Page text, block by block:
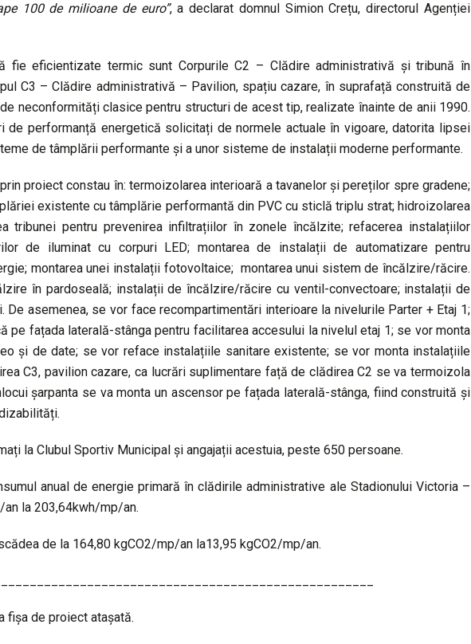
100 de milioane de euro”, a declarat domnul Simion Crețu, directorul Agenției
fie eficientizate termic sunt Corpurile C2 – Clădire administrativă și tribună în
C3 – Clădire administrativă – Pavilion, spațiu cazare, în suprafață construită de
neconformități clasice pentru structuri de acest tip, realizate înainte de anii 1990.
de performanță energetică solicitați de normele actuale în vigoare, datorita lipsei
de tâmplării performante și a unor sisteme de instalații moderne performante.
proiect constau în: termoizolarea interioară a tavanelor și pereților spre gradene;
existente cu tâmplărie performantă din PVC cu sticlă triplu strat; hidroizolarea
tribunei pentru prevenirea infiltrațiilor în zonele încălzite; refacerea instalațiilor
de iluminat cu corpuri LED; montarea de instalații de automatizare pentru
montarea unei instalații fotovoltaice; montarea unui sistem de încălzire/răcire.
în pardoseală; instalații de încălzire/răcire cu ventil-convectoare; instalații de
De asemenea, se vor face recompartimentări interioare la nivelurile Parter + Etaj 1;
pe fațada laterală-stânga pentru facilitarea accesului la nivelul etaj 1; se vor monta
și de date; se vor reface instalațiile sanitare existente; se vor monta instalațiile
C3, pavilion cazare, ca lucrări suplimentare față de clădirea C2 se va termoizola
șarpanta se va monta un ascensor pe fațada laterală-stânga, fiind construită și
la Clubul Sportiv Municipal și angajații acestuia, peste 650 persoane.
anual de energie primară în clădirile administrative ale Stadionului Victoria –
la 203,64kwh/mp/an.
de la 164,80 kgCO2/mp/an la13,95 kgCO2/mp/an.
fișa de proiect atașată.